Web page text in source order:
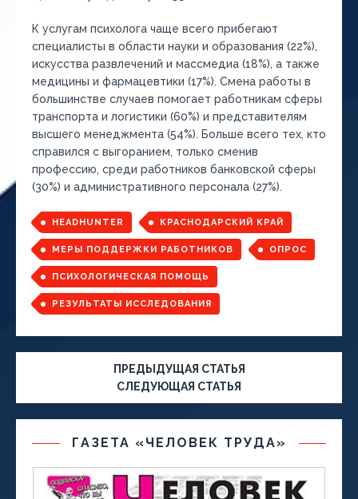
К услугам психолога чаще всего прибегают
специалисты в области науки и образования (22%),
искусства развлечений и массмедиа (18%), а также
медицины и фармацевтики (17%). Смена работы в
большинстве случаев помогает работникам сферы
транспорта и логистики (60%) и представителям
высшего менеджмента (54%). Больше всего тех, кто
справился с выгоранием, только сменив
профессию, среди работников банковской сферы
(30%) и административного персонала (27%).
HEADHUNTER КРАСНОДАРСКИЙ КРАЙ
МЕРЫ ПОДДЕРЖКИ РАБОТНИКОВ ОПРОС
ПСИХОЛОГИЧЕСКАЯ ПОМОЩЬ
РЕЗУЛЬТАТЫ ИССЛЕДОВАНИЯ
ПРЕДЫДУЩАЯ СТАТЬЯ
СЛЕДУЮЩАЯ СТАТЬЯ
ГАЗЕТА «ЧЕЛОВЕК ТРУДА»